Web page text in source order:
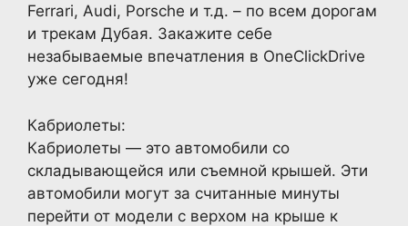
Ferrari, Audi, Porsche и т.д. – по всем дорогам
и трекам Дубая. Закажите себе
незабываемые впечатления в OneClickDrive
уже сегодня!
Кабриолеты:
Кабриолеты — это автомобили со
складывающейся или съемной крышей. Эти
автомобили могут за считанные минуты
перейти от модели с верхом на крыше к